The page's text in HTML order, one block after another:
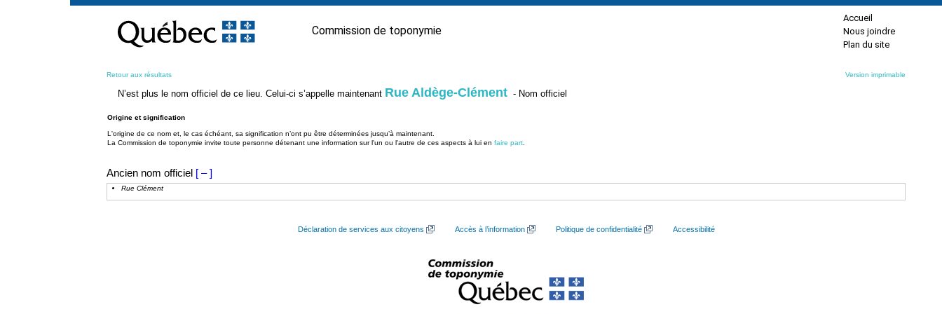
contenu
Commission de toponymie
Accueil
Nous joindre
Plan du site
Retour aux résultats Version imprimable
N’est plus le nom officiel de ce lieu. Celui-ci s’appelle maintenant Rue Aldège-Clément - Nom officiel
Origine et signification
L'origine de ce nom et, le cas échéant, sa signification n’ont pu être déterminées jusqu’à maintenant.
La Commission de toponymie invite toute personne détenant une information sur l'un ou l'autre de ces aspects à lui en faire part
Ancien nom officiel [ – ]
Rue Clément
Déclaration de services aux citoyens Accès à l’information Politique de confidentialité Accessibilité